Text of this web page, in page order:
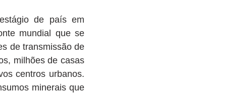
de país em
mundial que se
de transmissão de
milhões de casas
centros urbanos.
minerais que